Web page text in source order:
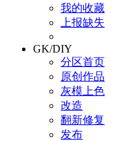
我的收藏
上报缺失
GK/DIY
分区首页
原创作品
灰模上色
改造
翻新修复
发布